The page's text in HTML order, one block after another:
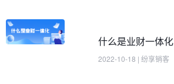
什么是业财一体化
2022-10-18 | 纷享销客